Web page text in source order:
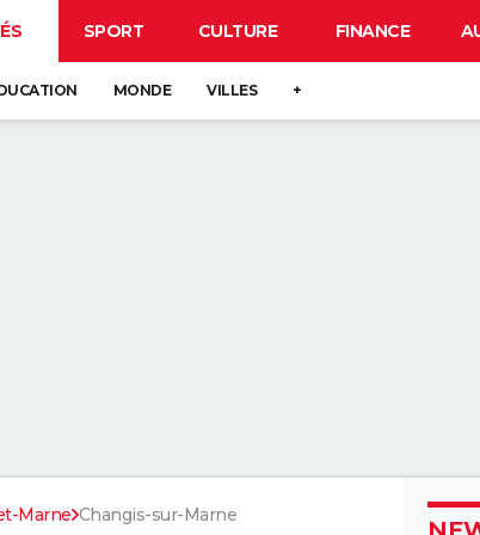
SPORT CULTURE FINANCE
MONDE VILLES +
Marne Changis-sur-Marne